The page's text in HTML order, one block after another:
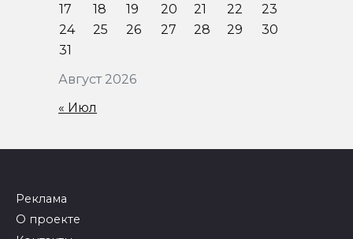
Август 2026
17
18 19 20 21 22
23
24
25 26 27 28 29
30
31
« Июл
Реклама
О проекте